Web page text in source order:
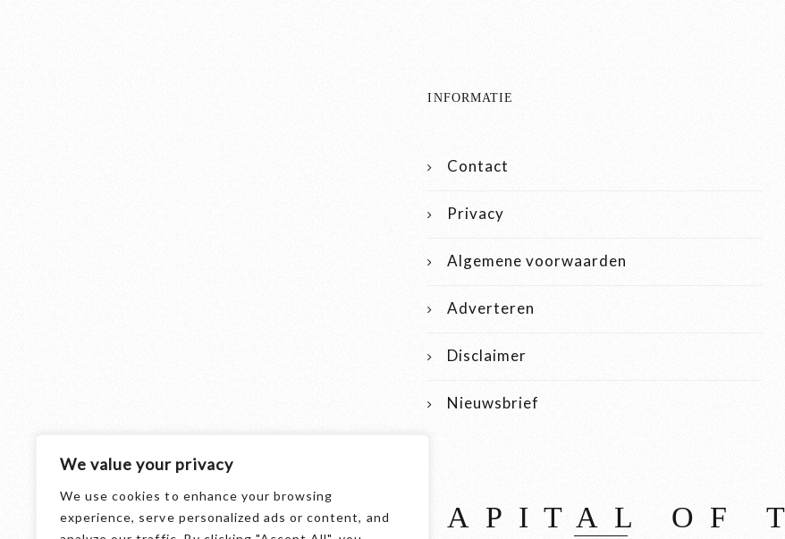
We value your privacy
We use cookies to enhance your browsing
experience, serve personalized ads or content, and
INFORMATIE
Contact
Privacy
Algemene voorwaarden
Adverteren
Disclaimer
Nieuwsbrief
THE BEER CAPITAL OF